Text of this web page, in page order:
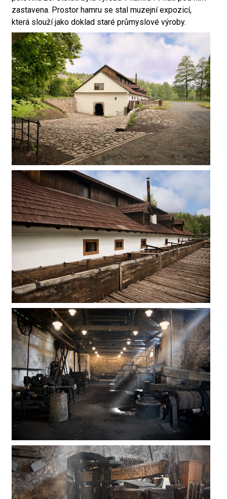
zastavena. Prostor hamru se stal muzejní expozicí,
která slouží jako doklad staré průmyslové výroby.